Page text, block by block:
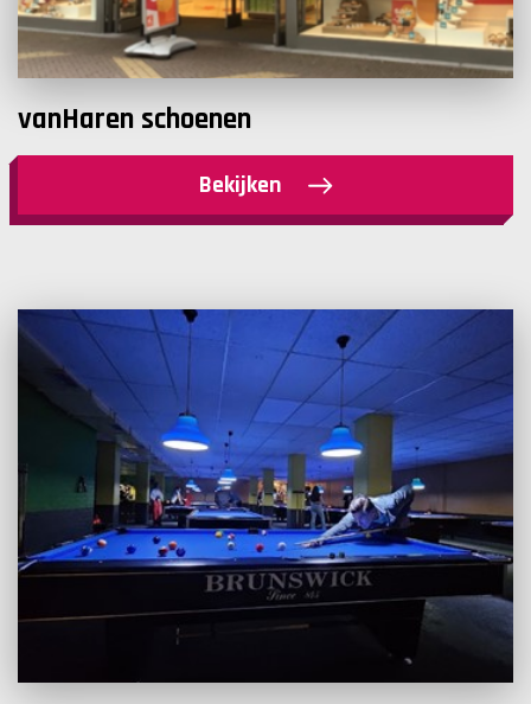
vanHaren schoenen
Bekijken